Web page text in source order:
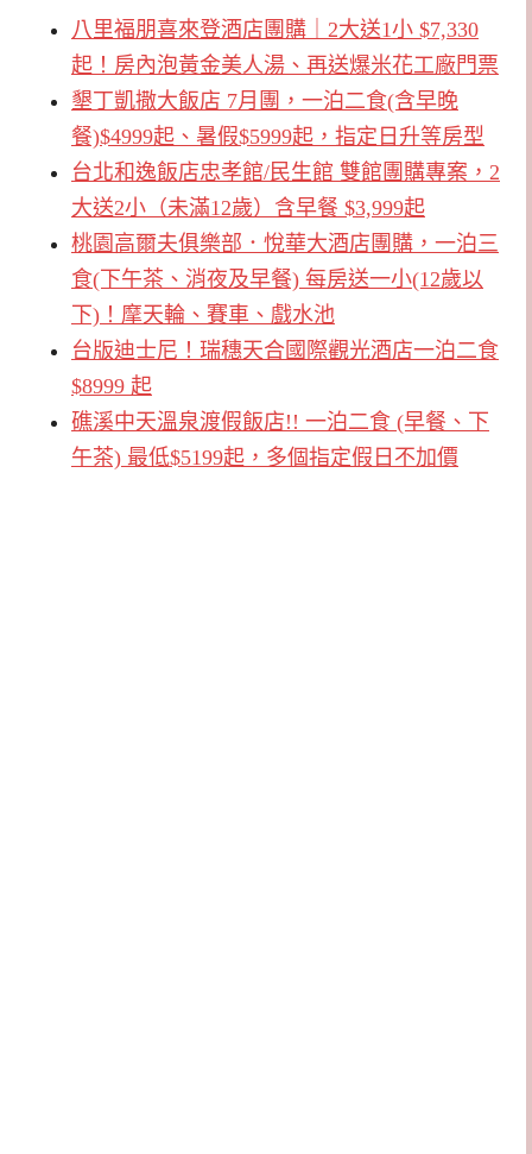
八里福朋喜來登酒店團購｜2大送1小 $7,330
起！房內泡黃金美人湯、再送爆米花工廠門票
墾丁凱撒大飯店 7月團，一泊二食(含早晚
餐)$4999起、暑假$5999起，指定日升等房型
台北和逸飯店忠孝館/民生館 雙館團購專案，2
大送2小（未滿12歲）含早餐 $3,999起
桃園高爾夫俱樂部．悅華大酒店團購，一泊三
食(下午茶、消夜及早餐) 每房送一小(12歲以
下)！摩天輪、賽車、戲水池
台版迪士尼！瑞穗天合國際觀光酒店一泊二食
$8999 起
礁溪中天溫泉渡假飯店!! 一泊二食 (早餐、下
午茶) 最低$5199起，多個指定假日不加價